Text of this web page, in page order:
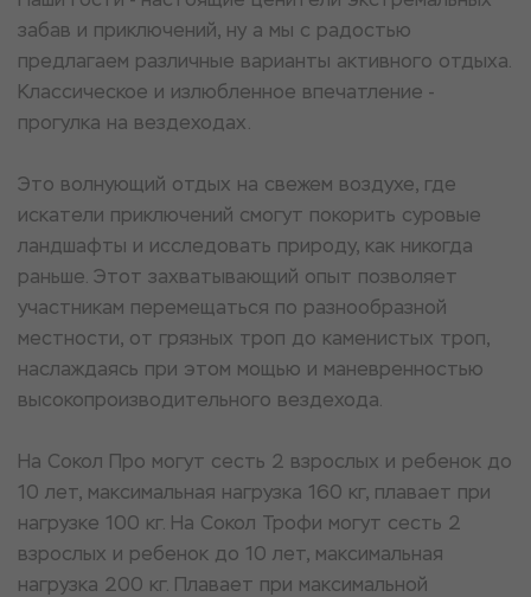
забав и приключений, ну а мы с радостью
предлагаем различные варианты активного отдыха.
Классическое и излюбленное впечатление -
прогулка на вездеходах.
Это волнующий отдых на свежем воздухе, где
искатели приключений смогут покорить суровые
ландшафты и исследовать природу, как никогда
раньше. Этот захватывающий опыт позволяет
участникам перемещаться по разнообразной
местности, от грязных троп до каменистых троп,
наслаждаясь при этом мощью и маневренностью
высокопроизводительного вездехода.
На Сокол Про могут сесть 2 взрослых и ребенок до
10 лет, максимальная нагрузка 160 кг, плавает при
нагрузке 100 кг. На Сокол Трофи могут сесть 2
взрослых и ребенок до 10 лет, максимальная
нагрузка 200 кг. Плавает при максимальной